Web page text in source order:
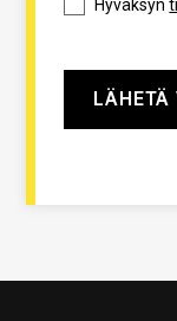
Hyväksyn